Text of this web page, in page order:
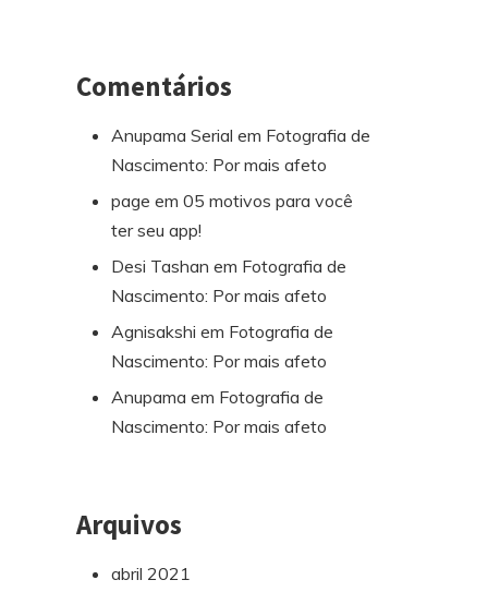
Comentários
Anupama Serial em Fotografia de
Nascimento: Por mais afeto
page em 05 motivos para você
ter seu app!
Desi Tashan em Fotografia de
Nascimento: Por mais afeto
Agnisakshi em Fotografia de
Nascimento: Por mais afeto
Anupama em Fotografia de
Nascimento: Por mais afeto
Arquivos
abril 2021